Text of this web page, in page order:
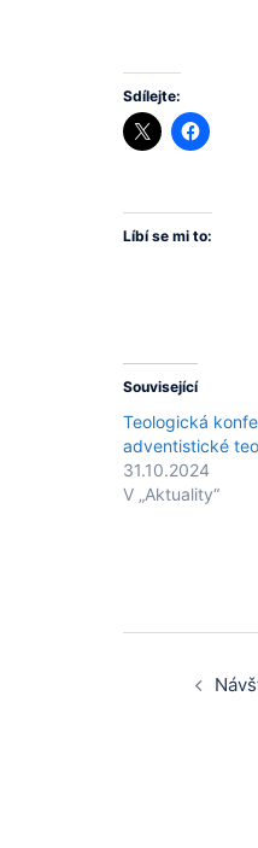
Sdílejte:
Líbí se mi to:
Související
Teologická
adventistické
31.10.2024
V „Aktuality“
Post